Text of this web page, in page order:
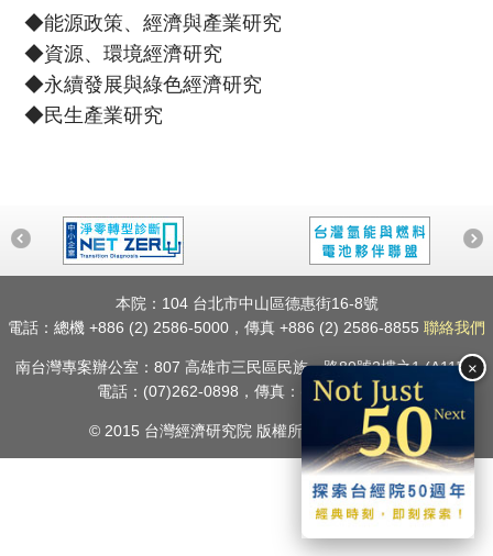
×
◆能源政策、經濟與產業研究
◆資源、環境經濟研究
◆永續發展與綠色經濟研究
◆民生產業研究
本院：104 台北市中山區德惠街16-8號
電話：總機 +886 (2) 2586-5000，傳真 +886 (2) 2586-8855 聯絡我們
南台灣專案辦公室：807 高雄市三民區民族一路80號2樓之1 (A11室)
電話：(07)262-0898，傳真：(07)398-3703
© 2015 台灣經濟研究院 版權所有. 隱私權聲明